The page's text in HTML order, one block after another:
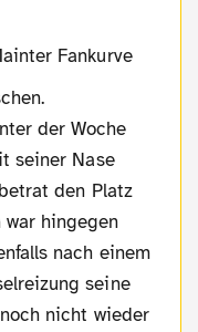
der Woche
seiner Nase
den Platz
war hingegen
nach einem
seine
nicht wieder